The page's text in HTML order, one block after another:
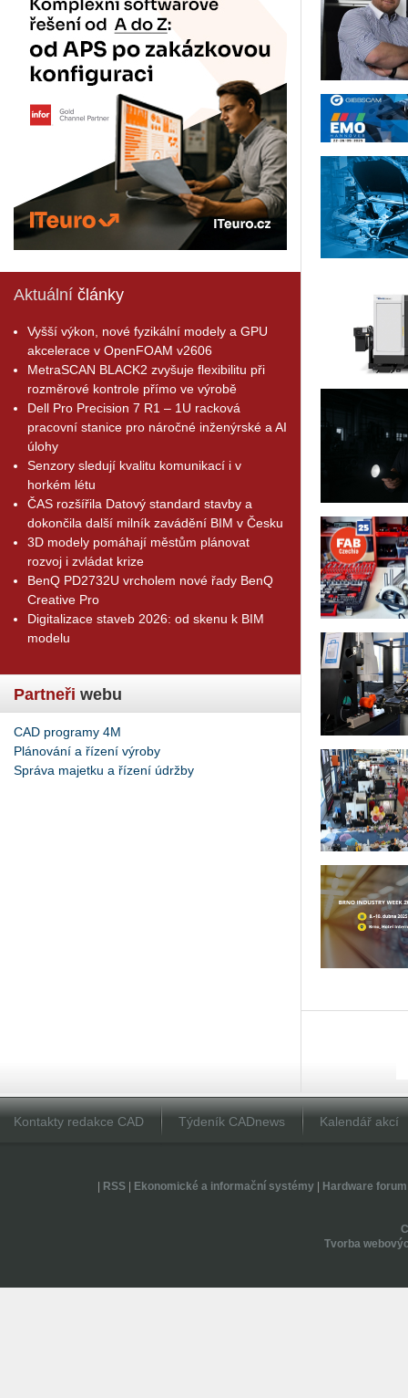
Aktuální články
Vyšší výkon, nové fyzikální modely a GPU
akcelerace v OpenFOAM v2606
MetraSCAN BLACK2 zvyšuje flexibilitu při
rozměrové kontrole přímo ve výrobě
Dell Pro Precision 7 R1 – 1U racková
pracovní stanice pro náročné inženýrské a AI
úlohy
Senzory sledují kvalitu komunikací i v
horkém létu
ČAS rozšířila Datový standard stavby a
dokončila další milník zavádění BIM v Česku
3D modely pomáhají městům plánovat
rozvoj i zvládat krize
BenQ PD2732U vrcholem nové řady BenQ
Creative Pro
Digitalizace staveb 2026: od skenu k BIM
modelu
Partneři webu
CAD programy 4M
Plánování a řízení výroby
Správa majetku a řízení údržby
Kontakty redakce CAD Týdeník CADnews Kalendář akcí
RSS| Ekonomické a informační systémy| Hardware forum
Tvorba